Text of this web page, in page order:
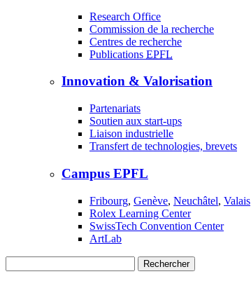
Research Office
Commission de la recherche
Centres de recherche
Publications EPFL
Innovation & Valorisation
Partenariats
Soutien aux start-ups
Liaison industrielle
Transfert de technologies, brevets
Campus EPFL
Fribourg, Genève, Neuchâtel, Valais
Rolex Learning Center
SwissTech Convention Center
ArtLab
Rechercher